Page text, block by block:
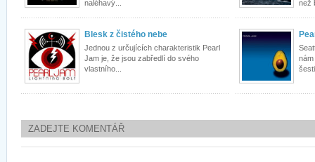
naléhavý...
než
Blesk z čistého nebe
Jednou z určujících charakteristik Pearl
Jam je, že jsou zabředlí do svého
vlastního...
ZADEJTE KOMENTÁŘ